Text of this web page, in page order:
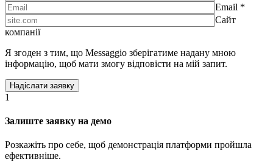
Email *
Сайт
компанії
Я згоден з тим, що Messaggio зберігатиме надану мною
інформацію, щоб мати змогу відповісти на мій запит.
1
Залиште заявку на демо
Розкажіть про себе, щоб демонстрація платформи пройшла
ефективніше.